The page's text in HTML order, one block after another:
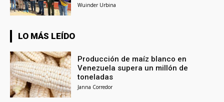
Wuinder Urbina
LO MÁS LEÍDO
Producción de maíz blanco en
Venezuela supera un millón de
toneladas
Janna Corredor